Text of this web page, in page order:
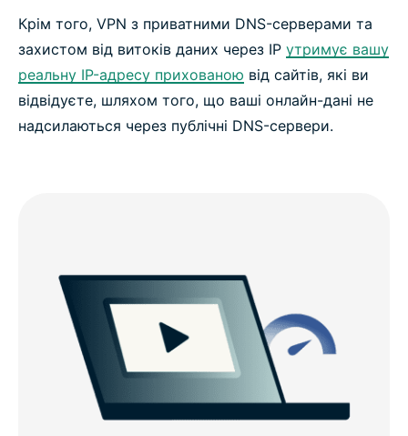
Крім того, VPN з приватними DNS-серверами та
захистом від витоків даних через IP утримує вашу
реальну IP-адресу прихованою від сайтів, які ви
відвідуєте, шляхом того, що ваші онлайн-дані не
надсилаються через публічні DNS-сервери.